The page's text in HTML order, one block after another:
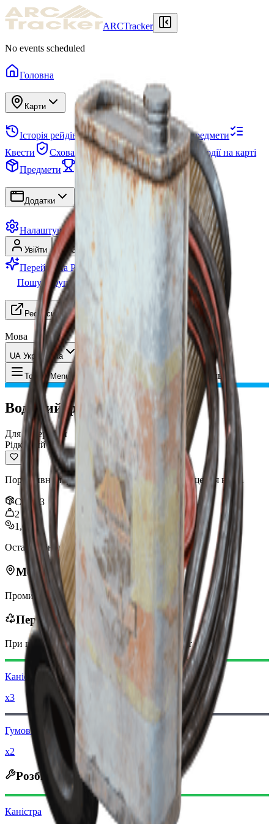
ARCTracker
No events scheduled
Головна
Карти
Історія рейдів Схованка
Необхідні предмети
Квести
Схованка Проєкти Загони
Події на карті
Предмети
Сезони Дерево навичок
Додатки
Налаштування
Увійти Зареєструватися
Перейти на Premium
Пошук групи
Ресурси
Мова
UA Українська
Toggle Menu Предмет Водяний фільтр
Водяний фільтр
Для переробки
Рідкісний
Портативний фільтруючий пристрій для очищення води.
Стек 3
2kg
1,000
Останнє оновлення
Nov 1, 2025
Можна знайти в
Промисловий сектор
Переробляється в
При переробці ви отримаєте 0 Монет рейдера
Каністра
x3
Гумові деталі
x2
Розбирається на
Каністра